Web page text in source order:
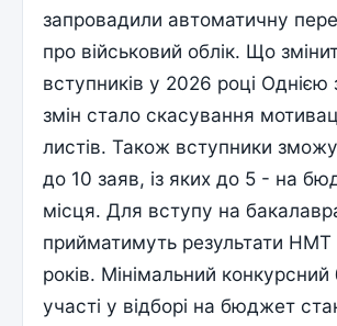
запровадили автоматичну
про військовий облік. Що
вступників у 2026 році Однією
змін стало скасування
листів. Також вступники
до 10 заяв, із яких до 5 - на
місця. Для вступу на
прийматимуть результати
років. Мінімальний
участі у відборі на бюджет